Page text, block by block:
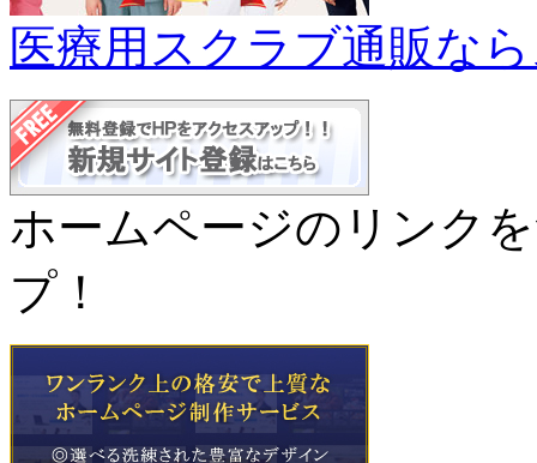
医療用スクラブ通販な
ホームページのリンク
プ！